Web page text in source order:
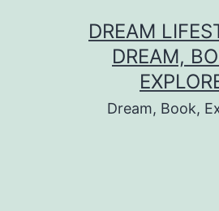
DREAM
DREAM,
Dream, Book,